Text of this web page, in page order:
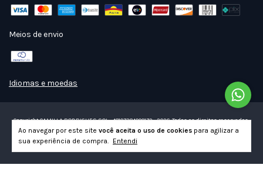
Ao navegar por este site você aceita o uso de cookies para agilizar a
sua experiência de compra. Entendi
Meios de envio
Idiomas e moedas
Copyright CAMILLA RODRIGUES SOL - 48107384000172 - 2026. Todos os direitos reservados.